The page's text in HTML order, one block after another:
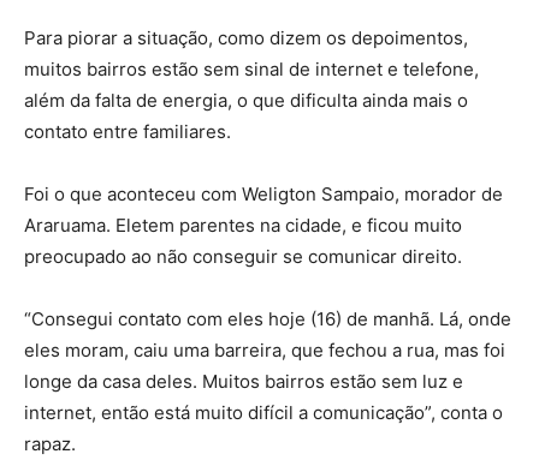
Para piorar a situação, como dizem os depoimentos,
muitos bairros estão sem sinal de internet e telefone,
além da falta de energia, o que dificulta ainda mais o
contato entre familiares.
Foi o que aconteceu com Weligton Sampaio, morador de
Araruama. Eletem parentes na cidade, e ficou muito
preocupado ao não conseguir se comunicar direito.
“Consegui contato com eles hoje (16) de manhã. Lá, onde
eles moram, caiu uma barreira, que fechou a rua, mas foi
longe da casa deles. Muitos bairros estão sem luz e
internet, então está muito difícil a comunicação”, conta o
rapaz.